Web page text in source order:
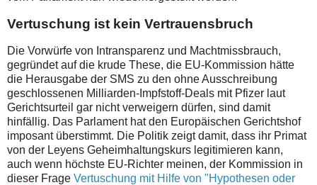
Vertuschung ist kein Vertrauensbruch
Die Vorwürfe von Intransparenz und Machtmissbrauch,
gegründet auf die krude These, die EU-Kommission hätte
die Herausgabe der SMS zu den ohne Ausschreibung
geschlossenen Milliarden-Impfstoff-Deals mit Pfizer laut
Gerichtsurteil gar nicht verweigern dürfen, sind damit
hinfällig. Das Parlament hat den Europäischen Gerichtshof
imposant überstimmt. Die Politik zeigt damit, dass ihr Primat
von der Leyens Geheimhaltungskurs legitimieren kann,
auch wenn höchste EU-Richter meinen, der Kommission in
dieser Frage Vertuschung mit Hilfe von "Hypothesen oder